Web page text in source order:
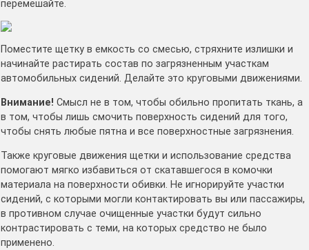
перемешайте.
Поместите щетку в емкость со смесью, стряхните излишки и
начинайте растирать состав по загрязненным участкам
автомобильных сидений. Делайте это круговыми движениями.
Внимание! Смысл не в том, чтобы обильно пропитать ткань, а
в том, чтобы лишь смочить поверхность сидений для того,
чтобы снять любые пятна и все поверхностные загрязнения.
Также круговые движения щетки и использование средства
помогают мягко избавиться от скатавшегося в комочки
материала на поверхности обивки. Не игнорируйте участки
сидений, с которыми могли контактировать вы или пассажиры,
в противном случае очищенные участки будут сильно
контрастировать с теми, на которых средство не было
применено.